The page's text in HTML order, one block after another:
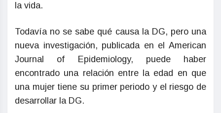
la vida.
Todavía no se sabe qué causa la DG, pero una
nueva investigación, publicada en el American
Journal of Epidemiology, puede haber
encontrado una relación entre la edad en que
una mujer tiene su primer periodo y el riesgo de
desarrollar la DG.